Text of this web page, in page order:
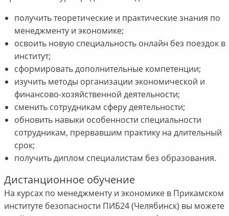
получить теоретические и практические знания по
менеджменту и экономике;
освоить новую специальность онлайн без поездок в
институт;
сформировать дополнительные компетенции;
изучить методы организации экономической и
финансово-хозяйственной деятельности;
сменить сотрудникам сферу деятельности;
обновить навыки особенности специальности
сотрудникам, прервавшим практику на длительный
срок;
получить диплом специалистам без образования.
Дистанционное обучение
На курсах по менеджменту и экономике в Прикамском
институте безопасности ПИБ24 (Челябинск) вы можете